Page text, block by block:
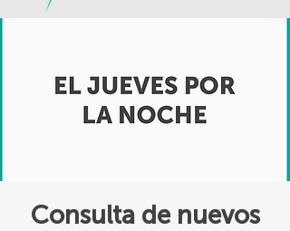
Consulta de nuevos